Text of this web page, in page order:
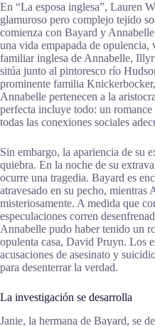
En “La esposa inglesa”, Lauren
glamuroso pero complejo tejido
comienza con Bayard y
una vida empapada de opulencia,
familiar inglesa de Annabelle,
sitúa junto al pintoresco río
prominente familia
Annabelle pertenecen a la
perfecta incluye todo: un
todas las conexiones sociales
Sin embargo, la apariencia de su
quiebra. En la noche de su
ocurre una tragedia. Bayard es
atravesado en su pecho, mientras
misteriosamente. A medida que
especulaciones corren
Annabelle pudo haber tenido un
opulenta casa, David Pruyn. Los
acusaciones de asesinato y
para desenterrar la verdad.
La investigación se desarrolla
Janie, la hermana de Bayard, se